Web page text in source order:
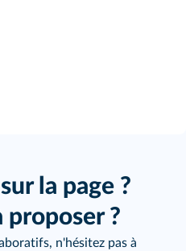
la page ?
proposer ?
n'hésitez pas à